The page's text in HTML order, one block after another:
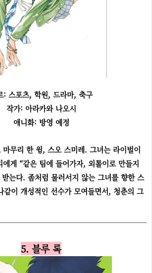
: 스포츠, 학원, 드라마, 축구
작가: 아라카와 나오시
애니화: 방영 예정
마무리 한 윙, 스오 스미레. 그녀는 라이벌이
에게 “같은 팀에 들어가자, 외톨이로 만들지
는다. 좀처럼 물러서지 않는 그녀를 향한 스
이 개성적인 선수가 모여들면서, 청춘의 그
5. 블루 록